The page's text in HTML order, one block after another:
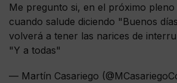
Me pregunto si, en el próximo pleno
cuando salude diciendo "Buenos
volverá a tener las narices de
"Y a todas"
— Martín Casariego